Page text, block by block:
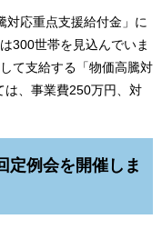
対応重点支援給付金」に
300世帯を見込んでいま
て支給する「物価高騰対
は、事業費250万円、対
定例会を開催しま